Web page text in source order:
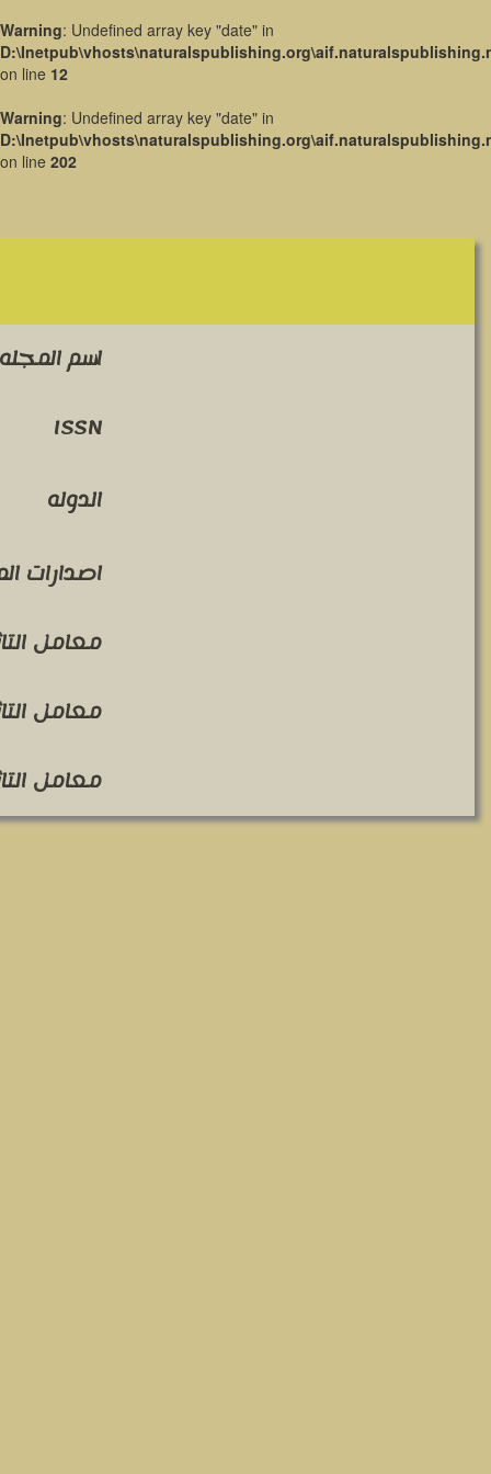
Warning: Undefined array key "date" in
on line 12
Warning: Undefined array key "date" in
on line 202
اسم المجله
ISSN
الدوله
اصدارات
معامل
معامل
معامل